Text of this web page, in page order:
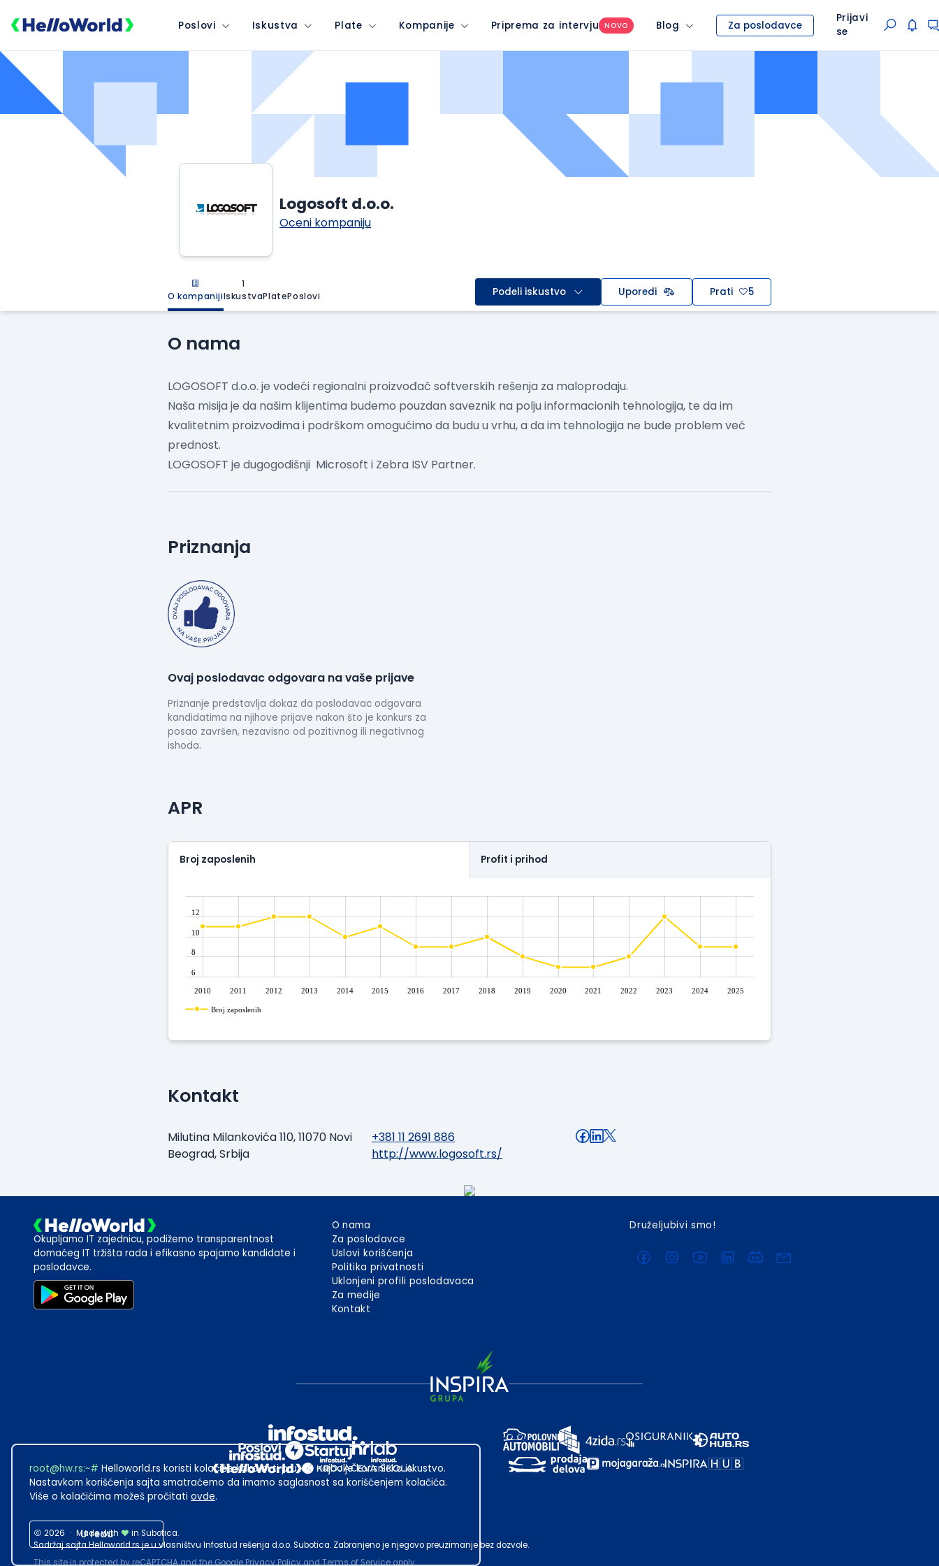
Poslovi Iskustva Plate Kompanije Priprema za intervju NOVO Blog Za poslodavce
Prijavi
se
Logosoft d.o.o.
Oceni kompaniju
O kompaniji
1
IskustvaPlatePoslovi Podeli iskustvo Uporedi Prati 5
O nama
LOGOSOFT d.o.o. je vodeći regionalni proizvođač softverskih rešenja za maloprodaju.
Naša misija je da našim klijentima budemo pouzdan saveznik na polju informacionih tehnologija, te da im
kvalitetnim proizvodima i podrškom omogućimo da budu u vrhu, a da im tehnologija ne bude problem već
prednost.
LOGOSOFT je dugogodišnji Microsoft i Zebra ISV Partner.
Priznanja
Ovaj poslodavac odgovara na vaše prijave
Priznanje predstavlja dokaz da poslodavac odgovara
kandidatima na njihove prijave nakon što je konkurs za
posao završen, nezavisno od pozitivnog ili negativnog
ishoda.
APR
Broj zaposlenih Profit i prihod
2010 2011 2012 2013 2014 2015 2016 2017 2018 2019 2020 2021 2022 2023 2024 2025
6
8
10
12
Broj zaposlenih
Kontakt
Milutina Milankovića 110, 11070 Novi
Beograd, Srbija
+381 11 2691 886
http://www.logosoft.rs/
Okupljamo IT zajednicu, podižemo transparentnost
domaćeg IT tržišta rada i efikasno spajamo kandidate i
poslodavce.
O nama
Za poslodavce
Uslovi korišćenja
Politika privatnosti
Uklonjeni profili poslodavaca
Za medije
Kontakt
Druželjubivi smo!
2026 · Made with
in Subotica.
Sadržaj sajta Helloworld.rs je u vlasništvu Infostud rešenja d.o.o. Subotica. Zabranjeno je njegovo preuzimanje bez dozvole.
This site is protected by reCAPTCHA and the GooglePrivacy PolicyandTerms of Serviceapply.
root@hw.rs:~# Helloworld.rs koristi kolačiće kako bi ti pružao najbolje korisničko iskustvo.
Nastavkom korišćenja sajta smatraćemo da imamo saglasnost sa korišćenjem kolačića.
Više o kolačićima možeš pročitati ovde.
U redu